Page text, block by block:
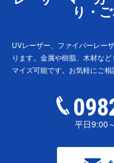
り・
UVレーザー、ファイバーレー
ります。金属や樹脂、木材など
マイズ可能です。お気軽にご相
平日9:00